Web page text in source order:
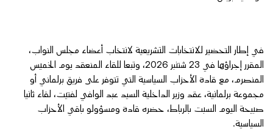
في إطار التحضير للانتخابات التشريعية لانتخاب أعضاء مجلس النواب،
المقرر إجراؤها في 23 شتنبر 2026، وتبعا للقاء المنعقد يوم الخميس
المنصرم، مع قادة الأحزاب السياسية التي تتوفر على فريق برلماني أو
مجموعة برلمانية، عقد وزير الداخلية السيد عبد الوافي لفتيت، لقاء ثانيا
صبيحة اليوم السبت بالرباط، حضره قادة ومسؤولو باقي الأحزاب
السياسية.